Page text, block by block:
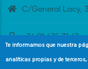
C/General Lacy,
+34 91 435 31 47
Te informamos que nuestra
analíticas propias y de